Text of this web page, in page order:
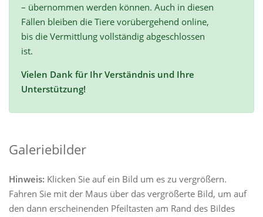
– übernommen werden können. Auch in diesen
Fällen bleiben die Tiere vorübergehend online,
bis die Vermittlung vollständig abgeschlossen
ist.
Vielen Dank für Ihr Verständnis und Ihre
Unterstützung!
Galeriebilder
Hinweis: Klicken Sie auf ein Bild um es zu vergrößern.
Fahren Sie mit der Maus über das vergrößerte Bild, um auf
den dann erscheinenden Pfeiltasten am Rand des Bildes